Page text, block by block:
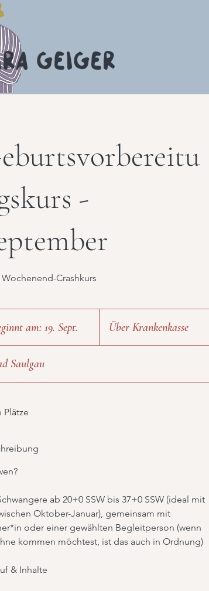
Geiger
-
Wochenend-Crashkurs
am: 19. Sept.
e
i
1
9
.
Über Krankenkasse
Saulgau
Plätze
ab 20+0 SSW bis 37+0 SSW (ideal mit
Oktober-Januar), gemeinsam mit
oder einer gewählten Begleitperson (wenn
kommen möchtest, ist das auch in Ordnung)
& Inhalte